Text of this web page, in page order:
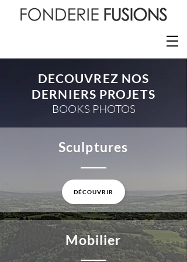
DECOUVREZ NOS
DERNIERS PROJETS
BOOKS PHOTOS
Sculptures
DÉCOUVRIR
Mobilier